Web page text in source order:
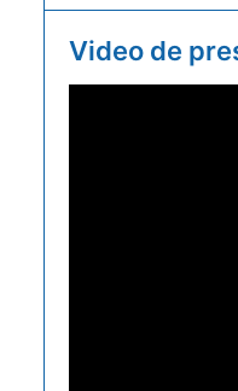
Video de